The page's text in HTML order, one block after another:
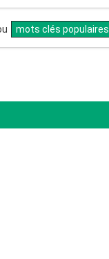
mots clés populaires